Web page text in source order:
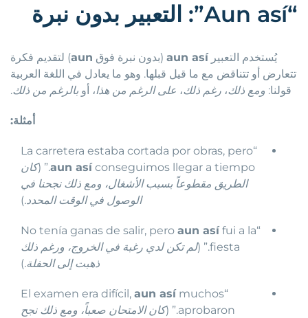
“Aun así”: التعبير بدون نبرة
يُستخدم التعبير aun así(بدون نبرة فوق aun) لتقديم فكرة
تتعارض أو تتناقض مع ما قيل قبلها. وهو ما يعادل في اللغة العربية
قولنا: ومع ذلك، رغم ذلك، على الرغم من هذا، أو بالرغم من ذلك.
أمثلة:
aun asíconseguimos llegar a tiempo.” (
كان
الطريق مقطوعاً بسبب الأشغال، ومع ذلك نجحنا في
الوصول في الوقت المحدد.)
aun asífui a la
fiesta.” (
لم تكن لدي رغبة في الخروج، ورغم ذلك
ذهبت إلى الحفلة.)
aun así muchos
aprobaron.” (
كان الامتحان صعباً، ومع ذلك نجح